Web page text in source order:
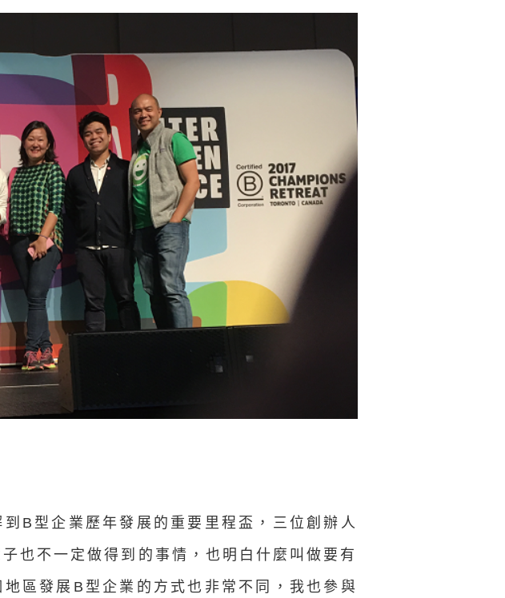
B型企業歷年發展的重要里程盃，三位創辦人
也不一定做得到的事情，也明白什麼叫做要有
地區發展B型企業的方式也非常不同，我也參與